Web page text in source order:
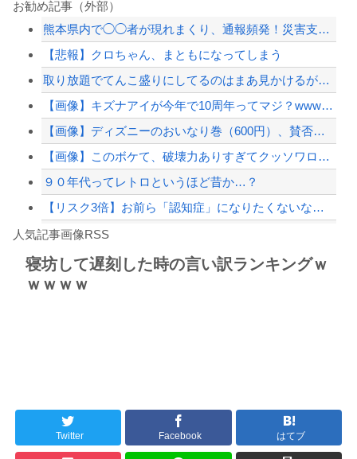
【悲報】内田りこ「社会に戻りたいです」
（ ´_ゝ`）中道幹事長、食料品消費税2年間1%の閣議決定を批判 → 記者「中道...
暴力行為法違反の疑いで、毎日新聞記者を逮捕
【悲報】嫁に15年間嘘つかれてて心が壊れてるから相手してくれ
【配信者】「金バエ」のSNS更新が1週間途絶え、様々な憶測が飛び交う。1週間ぶり...
【緊急速報】NYで警官が黒人男性の首を絞め、暴動第二波不可避へ
Powered by livedoor 相互RSS
お勧め記事（外部）
熊本県内で◯◯者が現れまくり、通報頻発！災害支援にも悪影響が及んでしまう…
【悲報】クロちゃん、まともになってしまう
取り放題でてんこ盛りにしてるのはまあ見かけるが持ち帰りはなしでしょう、、、
【画像】キズナアイが今年で10周年ってマジ？wwwwwwwwwwwwwwwww
【画像】ディズニーのおいなり巻（600円）、賛否両論ｗｗｗｗｗｗｗｗｗ
【画像】このボケて、破壊力ありすぎてクッソワロタｗｗｗｗｗｗｗｗｗ
９０年代ってレトロというほど昔か…？
【リスク3倍】お前ら「認知症」になりたくないなら酒をやめろ
白石「あ、あきら様……？」あきら「……白石」
8/4のニュース
Powered by livedoor 相互RSS
人気記事画像RSS
寝坊して遅刻した時の言い訳ランキングｗ
ｗｗｗｗ
Twitter Facebook はてブ